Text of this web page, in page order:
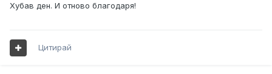
Хубав ден. И отново благодаря!
Цитирай